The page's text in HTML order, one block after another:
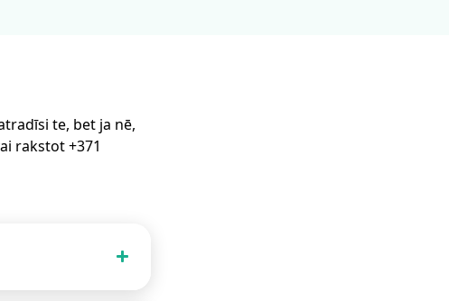
te, bet ja nē,
rakstot +371